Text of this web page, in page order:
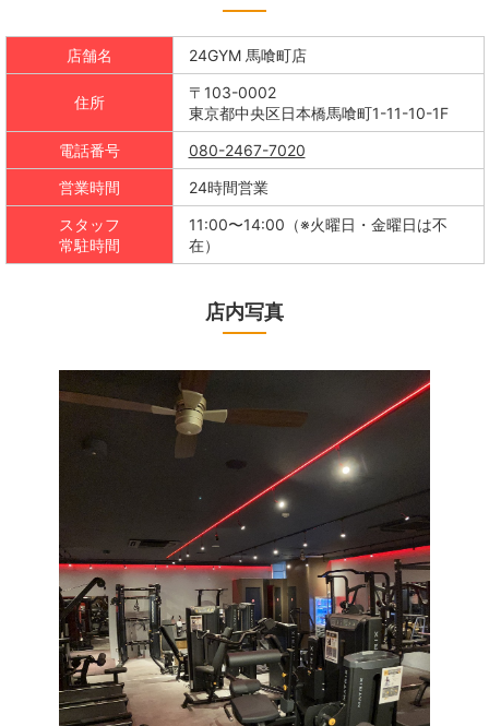
店舗名 24GYM 馬喰町店
住所
〒103-0002
東京都中央区日本橋馬喰町1-11-10-1F
電話番号
080-2467-7020
営業時間
24時間営業
スタッフ
常駐時間
11:00〜14:00（※火曜日・金曜日は不
在）
店内写真